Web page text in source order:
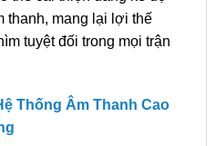
thanh, mang lại lợi thế
tuyệt đối trong mọi trận
Thống Âm Thanh Cao